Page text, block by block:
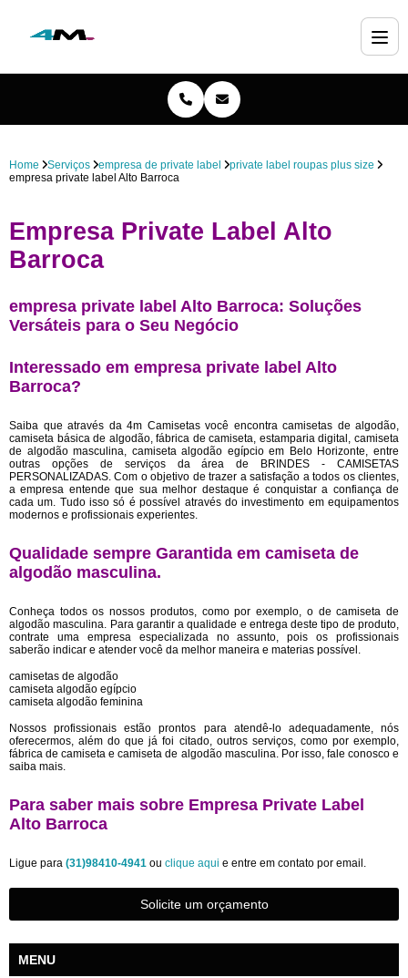
Home Serviços empresa de private label
private label roupas plus size
empresa private label Alto Barroca
Empresa Private Label Alto
Barroca
empresa private label Alto Barroca: Soluções
Versáteis para o Seu Negócio
Interessado em empresa private label Alto
Barroca?
Saiba que através da 4m Camisetas você encontra camisetas de algodão,
camiseta básica de algodão, fábrica de camiseta, estamparia digital, camiseta
de algodão masculina, camiseta algodão egípcio em Belo Horizonte, entre
outras opções de serviços da área de BRINDES - CAMISETAS
PERSONALIZADAS. Com o objetivo de trazer a satisfação a todos os clientes,
a empresa entende que sua melhor destaque é conquistar a confiança de
cada um. Tudo isso só é possível através do investimento em equipamentos
modernos e profissionais experientes.
Qualidade sempre Garantida em camiseta de
algodão masculina.
Conheça todos os nossos produtos, como por exemplo, o de camiseta de
algodão masculina. Para garantir a qualidade e entrega deste tipo de produto,
contrate uma empresa especializada no assunto, pois os profissionais
saberão indicar e atender você da melhor maneira e materias possível.
camisetas de algodão
camiseta algodão egípcio
camiseta algodão feminina
Nossos profissionais estão prontos para atendê-lo adequadamente, nós
oferecermos, além do que já foi citado, outros serviços, como por exemplo,
fábrica de camiseta e camiseta de algodão masculina. Por isso, fale conosco e
saiba mais.
Para saber mais sobre Empresa Private Label
Alto Barroca
Ligue para (31)98410-4941 ou clique aqui e entre em contato por email.
Solicite um orçamento
MENU